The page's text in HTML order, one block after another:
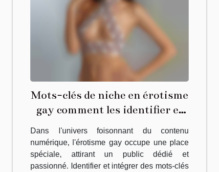
Mots-clés de niche en érotisme
gay comment les identifier et
les intégrer efficacement dans
votre contenu
Dans l'univers foisonnant du contenu
numérique, l'érotisme gay occupe une place
spéciale, attirant un public dédié et
passionné. Identifier et intégrer des mots-clés